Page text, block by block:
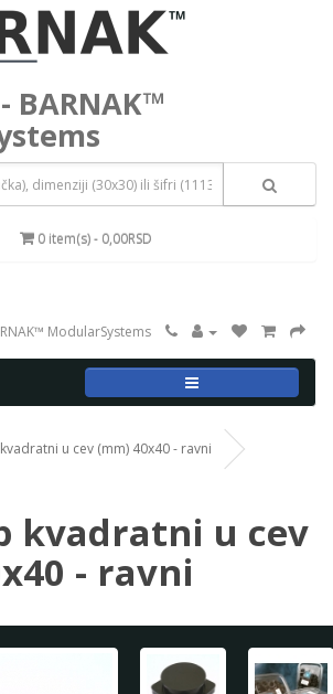
BARNAK™
0 item(s) - 0,00RSD
ModularSystems
u cev (mm) 40x40 - ravni
kvadratni u cev
- ravni